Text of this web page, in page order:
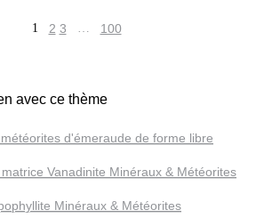
1 2 3 … 100
avec ce thème
d'émeraude de forme libre
Vanadinite Minéraux & Météorites
Minéraux & Météorites